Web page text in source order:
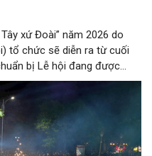
xứ Đoài” năm 2026 do
tổ chức sẽ diễn ra từ cuối
bị Lễ hội đang được
các phòng, ban, ngành, đơn
khai, tạo khí thế sôi nổi,
du khách một mùa Trung
văn hóa xứ Đoài.